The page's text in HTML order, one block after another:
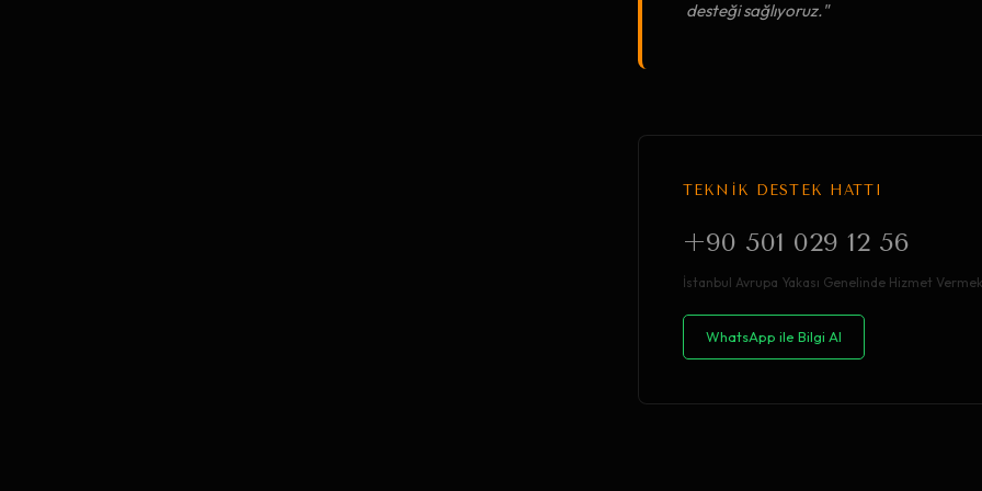
desteği sağlıyoruz."
TEKNİK DESTEK HATTI
+90 501 029 12 56
İstanbul Avrupa Yakası Genelinde Hizmet
WhatsApp ile Bilgi Al